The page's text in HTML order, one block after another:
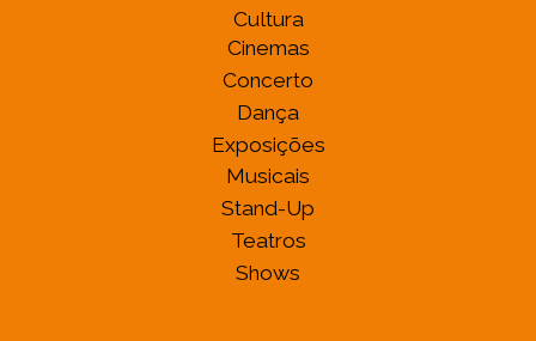
Cultura
Cinemas
Concerto
Dança
Exposições
Musicais
Stand-Up
Teatros
Shows